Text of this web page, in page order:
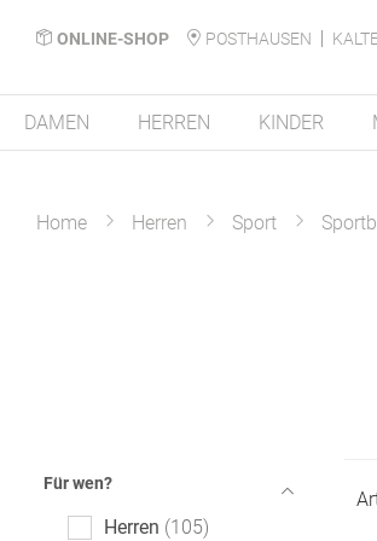
ONLINE-SHOP POSTHAUSEN
DAMEN HERREN KINDER
Home Herren Sport
Für wen?
Herren 105